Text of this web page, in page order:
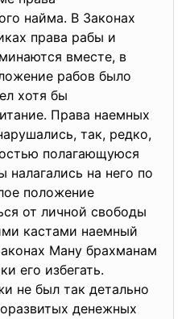
найма. В Законах
права рабы и
вместе, в
рабов было
хотя бы
Права наемных
так, редко,
полагающуюся
налагались на него по
положение
от личной свободы
кастами наемный
Ману брахманам
его избегать.
не был так детально
денежных